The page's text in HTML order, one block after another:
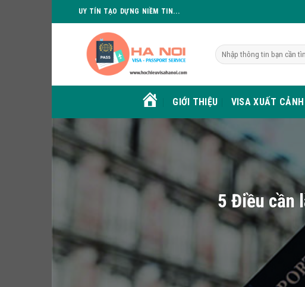
to
UY TÍN TẠO DỰNG NIỀM TIN...
HOME GIỚI THIỆU VISA XUẤT CẢNH
5 Điều cần